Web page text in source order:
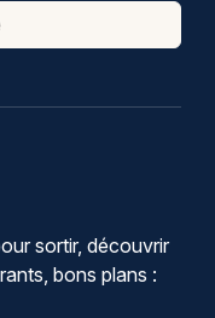
sortir, découvrir
bons plans :